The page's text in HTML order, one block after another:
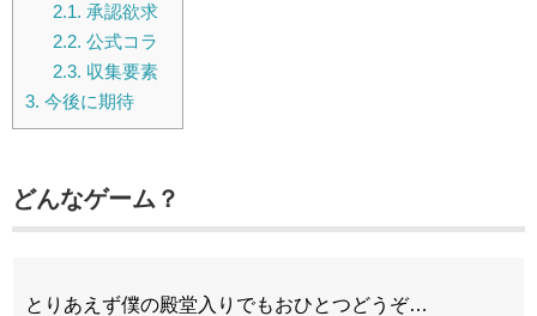
2.1. 承認欲求
2.2. 公式コラ
2.3. 収集要素
3. 今後に期待
どんなゲーム？
とりあえず僕の殿堂入りでもおひとつどうぞ…